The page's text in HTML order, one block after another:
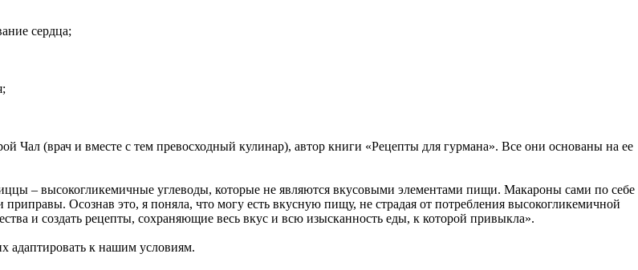
сердца;
(врач и вместе с тем превосходный кулинар), автор книги «Рецепты для гурмана». Все они основаны на ее
– высокогликемичные углеводы, которые не являются вкусовыми элементами пищи. Макароны сами по себе
Осознав это, я поняла, что могу есть вкусную пищу, не страдая от потребления высокогликемичной
и создать рецепты, сохраняющие весь вкус и всю изысканность еды, к которой привыкла».
адаптировать к нашим условиям.